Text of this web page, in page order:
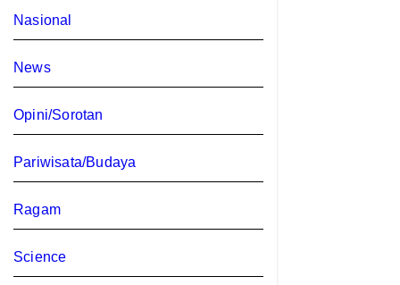
Nasional
News
Opini/Sorotan
Pariwisata/Budaya
Ragam
Science